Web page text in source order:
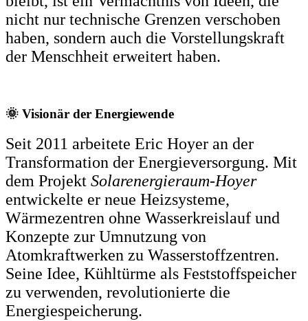
nicht nur technische Grenzen verschoben
haben, sondern auch die Vorstellungskraft
der Menschheit erweitert haben.
🌞 Visionär der Energiewende
Seit 2011 arbeitete Eric Hoyer an der
Transformation der Energieversorgung. Mit
dem Projekt Solarenergieraum-Hoyer
entwickelte er neue Heizsysteme,
Wärmezentren ohne Wasserkreislauf und
Konzepte zur Umnutzung von
Atomkraftwerken zu Wasserstoffzentren.
Seine Idee, Kühltürme als Feststoffspeicher
zu verwenden, revolutionierte die
Energiespeicherung.